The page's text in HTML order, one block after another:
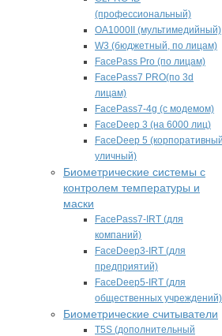
(профессиональный)
OA1000II (мультимедийный)
W3 (бюджетный, по лицам)
FacePass Pro (по лицам)
FacePass7 PRO(по 3d
лицам)
FacePass7-4g (с модемом)
FaceDeep 3 (на 6000 лиц)
FaceDeep 5
уличный)
Биометрические системы с
контролем температуры и
маски
FacePass7-IRT (для
компаний)
FaceDeep3-IRT (для
предприятий)
FaceDeep5-IRT (для
общественных учреждений)
Биометрические считыватели
T5S (дополнительный